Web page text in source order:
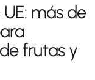
más de
frutas y